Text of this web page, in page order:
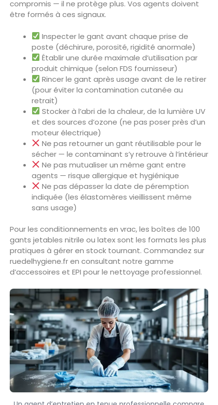
compromis — il ne protège plus. Vos agents doivent
être formés à ces signaux.
Inspecter le gant avant chaque prise de
poste (déchirure, porosité, rigidité anormale)
Établir une durée maximale d’utilisation par
produit chimique (selon FDS fournisseur)
Rincer le gant après usage avant de le retirer
(pour éviter la contamination cutanée au
retrait)
Stocker à l’abri de la chaleur, de la lumière UV
et des sources d’ozone (ne pas poser près d’un
moteur électrique)
Ne pas retourner un gant réutilisable pour le
sécher — le contaminant s’y retrouve à l’intérieur
Ne pas mutualiser un même gant entre
agents — risque allergique et hygiénique
Ne pas dépasser la date de péremption
indiquée (les élastomères vieillissent même
sans usage)
Pour les conditionnements en vrac, les boîtes de 100
gants jetables nitrile ou latex sont les formats les plus
pratiques à gérer en stock tournant. Commandez sur
ruedelhygiene.fr en consultant notre gamme
d’accessoires et EPI pour le nettoyage professionnel.